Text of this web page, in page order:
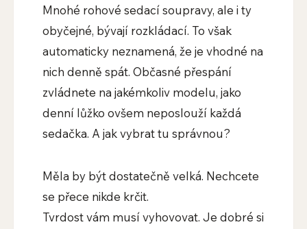
Mnohé rohové sedací soupravy, ale i ty
obyčejné, bývají rozkládací. To však
automaticky neznamená, že je vhodné na
nich denně spát. Občasné přespání
zvládnete na jakémkoliv modelu, jako
denní lůžko ovšem neposlouží každá
sedačka. A jak vybrat tu správnou?
Měla by být dostatečně velká. Nechcete
se přece nikde krčit.
Tvrdost vám musí vyhovovat. Je dobré si